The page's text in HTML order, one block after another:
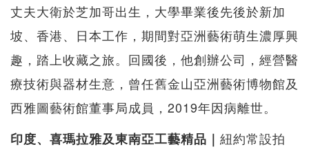
丈夫大衛於芝加哥出生，大學畢業後先後於新加
坡、香港、日本工作，期間對亞洲藝術萌生濃厚興
趣，踏上收藏之旅。回國後，他創辦公司，經營醫
療技術與器材生意，曾任舊金山亞洲藝術博物館及
西雅圖藝術館董事局成員，2019年因病離世。
印度、喜瑪拉雅及東南亞工藝精品｜ 紐約常設拍